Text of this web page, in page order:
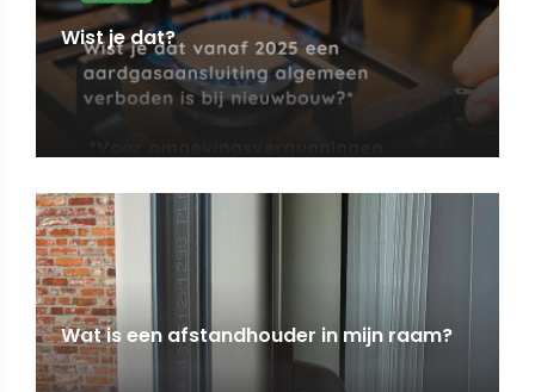
Wist je dat?
Wat is een afstandhouder in mijn raam?